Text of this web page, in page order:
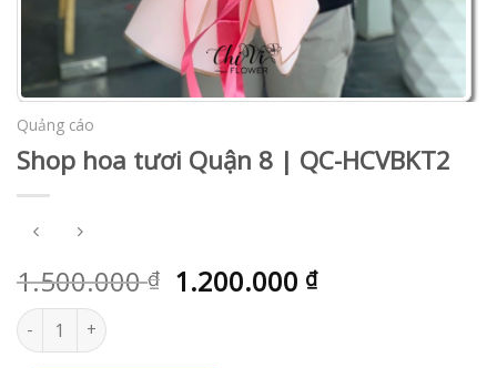
Quảng cáo
Shop hoa tươi Quận 8 | QC-HCVBKT2
1.500.000₫ 1.200.000 ₫
Shop hoa tươi Quận 8 | QC-HCVBKT2 số lượng